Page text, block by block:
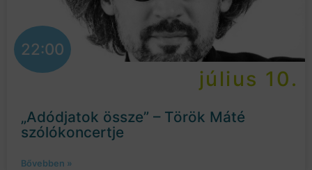
22:00
július 10.
„Adódjatok össze” – Török Máté
szólókoncertje
Bővebben »